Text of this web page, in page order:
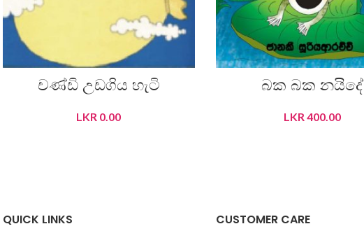
චණ්ඩි උඩගිය හැටි
LKR 0.00
බක බක නයිදේ
LKR400.00
QUICK LINKS CUSTOMER CARE